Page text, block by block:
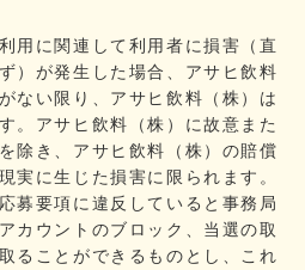
用に関連して利用者に損害（直
）が発生した場合、アサヒ飲料
ない限り、アサヒ飲料（株）は
。アサヒ飲料（株）に故意また
除き、アサヒ飲料（株）の賠償
実に生じた損害に限られます。
募要項に違反していると事務局
カウントのブロック、当選の取
ることができるものとし、これ